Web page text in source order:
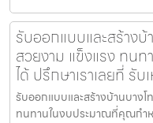
รับออกแบบและสร้าง
สวยงาม แข็งแรง ทน
ได้ ปรึกษาเราเลยที่ รั
รับออกแบบและสร้างบ้านบาง
ทนทานในงบประมาณที่คุณกำห